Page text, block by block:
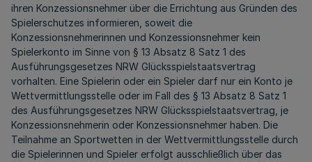
ihren Konzessionsnehmer über die Errichtung aus Gründen des
Spielerschutzes informieren, soweit die
Konzessionsnehmerinnen und Konzessionsnehmer kein
Spielerkonto im Sinne von § 13 Absatz 8 Satz 1 des
Ausführungsgesetzes NRW Glücksspielstaatsvertrag
vorhalten. Eine Spielerin oder ein Spieler darf nur ein Konto je
Wettvermittlungsstelle oder im Fall des § 13 Absatz 8 Satz 1
des Ausführungsgesetzes NRW Glücksspielstaatsvertrag, je
Konzessionsnehmerin oder Konzessionsnehmer haben. Die
Teilnahme an Sportwetten in der Wettvermittlungsstelle durch
die Spielerinnen und Spieler erfolgt ausschließlich über das